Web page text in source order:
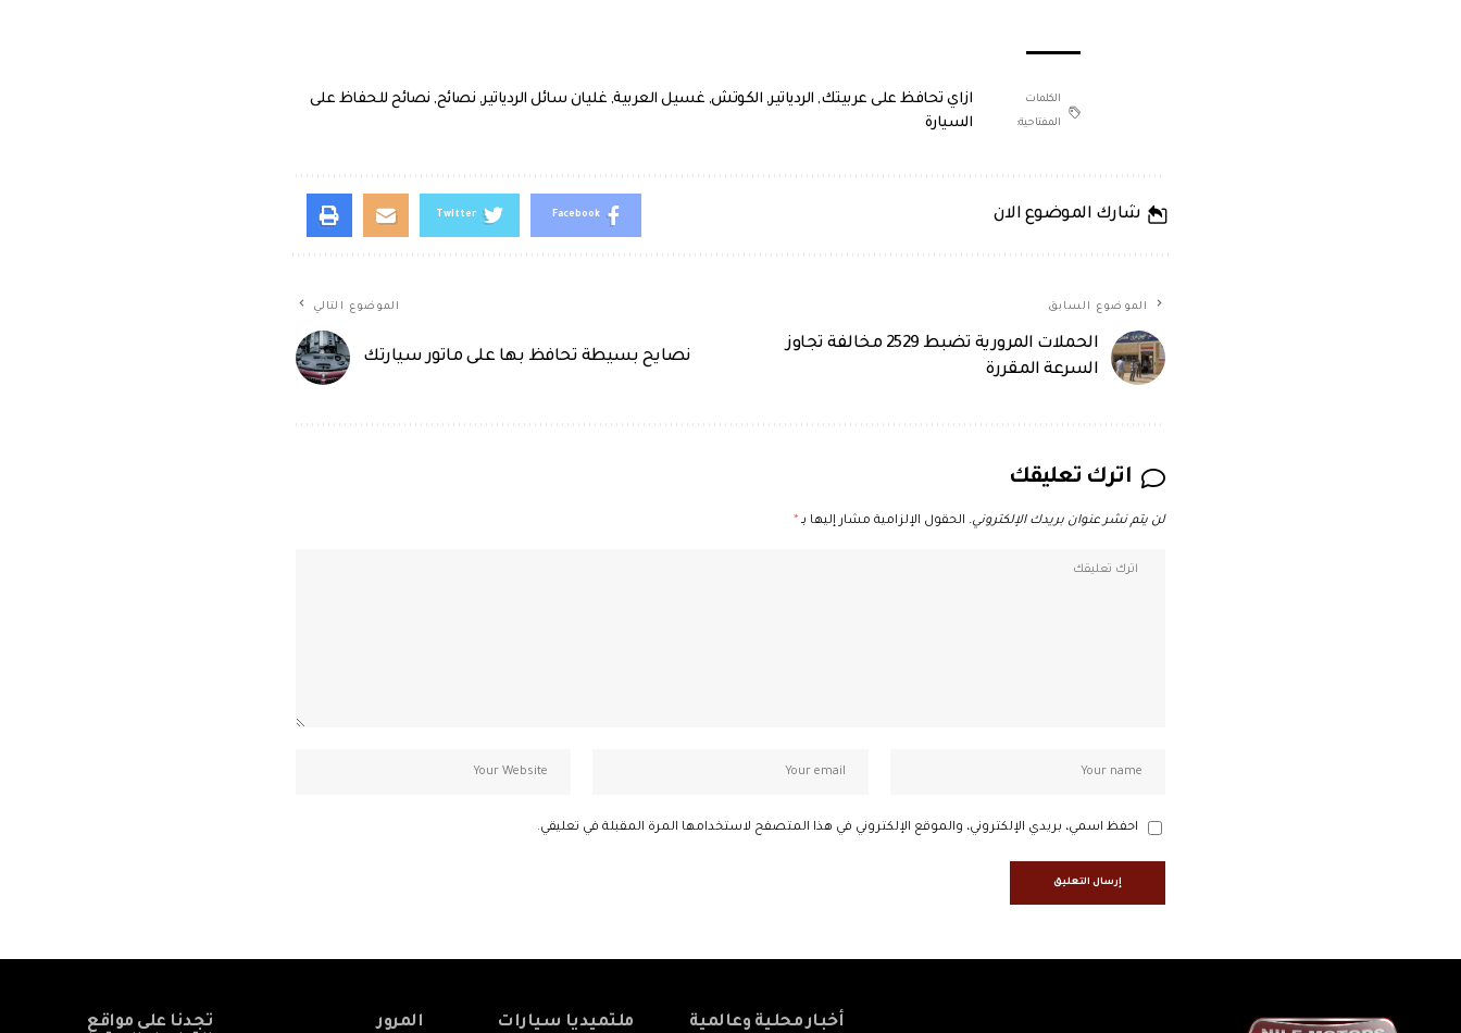
الكلمات
المفتاحية:
ازاي تحافظ على عربيتك, الردياتير, الكوتش, غسيل العربية, غليان سائل الردياتير, نصائح, نصائح للحفاظ على
السيارة
شارك الموضوع الان Facebook
Twitter
الموضوع السابق
الحملات المرورية تضبط 2529 مخالفة تجاوز
السرعة المقررة
الموضوع التالي
نصايح بسيطة تحافظ بها على ماتور سيارتك
اترك تعليقك
لن يتم نشر عنوان بريدك الإلكتروني. الحقول الإلزامية مشار إليها بـ*
احفظ اسمي، بريدي الإلكتروني، والموقع الإلكتروني في هذا المتصفح لاستخدامها المرة المقبلة في تعليقي.
أخبار محلية وعالمية ملتميديا سيارات المرور
تجدنا على مواقع